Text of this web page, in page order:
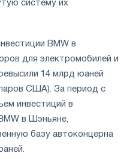
систему их
BMW в
для электромобилей и
14 млрд юаней
США). За период с
инвестиций в
в Шэньяне,
базу автоконцерна